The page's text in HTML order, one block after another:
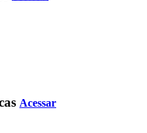
Acessar